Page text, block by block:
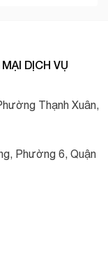
DỊCH VỤ
Thạnh Xuân,
Phường 6, Quận